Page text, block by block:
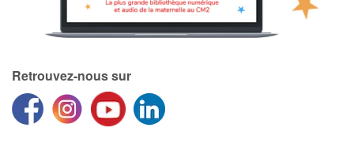
Amour et amitié
Sujets de société
Retrouvez-nous sur